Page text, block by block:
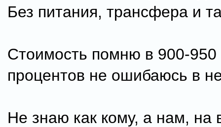
Без питания, трансфера и
Стоимость помню в 900-950
процентов не ошибаюсь в
Не знаю как кому, а нам, на